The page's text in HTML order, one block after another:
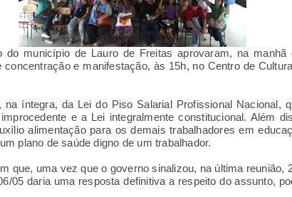
do município de Lauro de Freitas aprovaram, na
e manifestação, às 15h, no Centro de
íntegra, da Lei do Piso Salarial Profissional Nacional,
e a Lei integralmente constitucional. Além
alimentação para os demais trabalhadores em
plano de saúde digno de um trabalhador.
que, uma vez que o governo sinalizou, na última
05 daria uma resposta definitiva a respeito do assunto,